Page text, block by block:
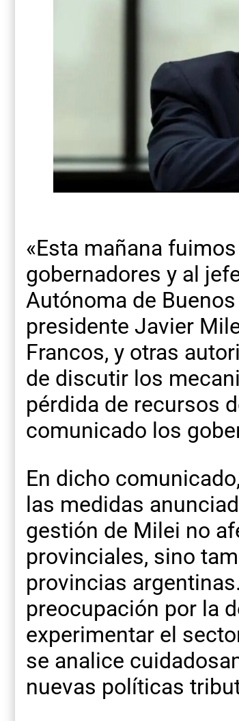
«Esta mañana
gobernadores y al
Autónoma de
presidente Javier
Francos, y otras
de discutir los
pérdida de recursos
comunicado los
En dicho
las medidas
gestión de Milei no
provinciales, sino
provincias
preocupación por la
experimentar el
se analice
nuevas políticas